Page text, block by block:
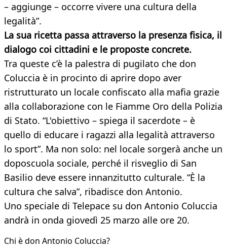
– aggiunge – occorre vivere una cultura della
legalità”.
La sua ricetta passa attraverso la presenza fisica, il
dialogo coi cittadini e le proposte concrete.
Tra queste c’è la palestra di pugilato che don
Coluccia è in procinto di aprire dopo aver
ristrutturato un locale confiscato alla mafia grazie
alla collaborazione con le Fiamme Oro della Polizia
di Stato. “L'obiettivo – spiega il sacerdote – è
quello di educare i ragazzi alla legalità attraverso
lo sport”. Ma non solo: nel locale sorgerà anche un
doposcuola sociale, perché il risveglio di San
Basilio deve essere innanzitutto culturale. “È la
cultura che salva”, ribadisce don Antonio.
Uno speciale di Telepace su don Antonio Coluccia
andrà in onda giovedì 25 marzo alle ore 20.
Chi è don Antonio Coluccia?